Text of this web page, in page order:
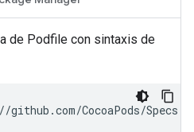
de Podfile con sintaxis de
github.com/CocoaPods/